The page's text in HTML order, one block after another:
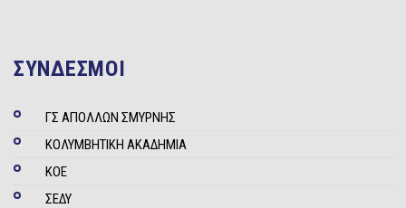
ΣΥΝΔΕΣΜΟΙ
ΓΣ ΑΠΟΛΛΩΝ ΣΜΥΡΝΗΣ
ΚΟΛΥΜΒΗΤΙΚΗ ΑΚΑΔΗΜΙΑ
ΚΟΕ
ΣΕΔΥ